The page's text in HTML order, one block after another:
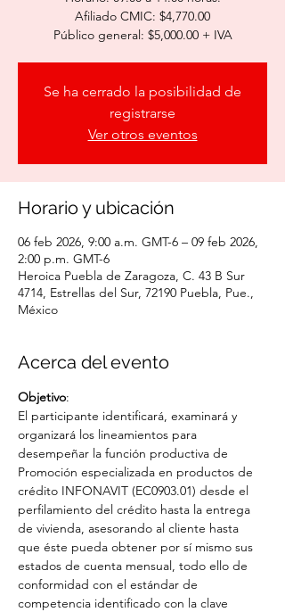
Afiliado CMIC: $4,770.00
Público general: $5,000.00 + IVA
Se ha cerrado la posibilidad de
registrarse
Ver otros eventos
Horario y ubicación
06 feb 2026, 9:00 a.m. GMT-6 – 09 feb 2026,
2:00 p.m. GMT-6
Heroica Puebla de Zaragoza, C. 43 B Sur
4714, Estrellas del Sur, 72190 Puebla, Pue.,
México
Acerca del evento
Objetivo:
El participante identificará, examinará y
organizará los lineamientos para
desempeñar la función productiva de
Promoción especializada en productos de
crédito INFONAVIT (EC0903.01) desde el
perfilamiento del crédito hasta la entrega
de vivienda, asesorando al cliente hasta
que éste pueda obtener por sí mismo sus
estados de cuenta mensual, todo ello de
conformidad con el estándar de
competencia identificado con la clave